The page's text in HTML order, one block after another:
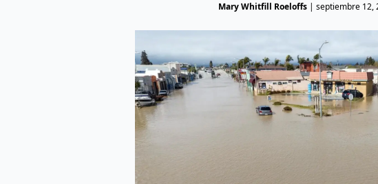
Mary Whitfill Roeloffs | septiembre 12,